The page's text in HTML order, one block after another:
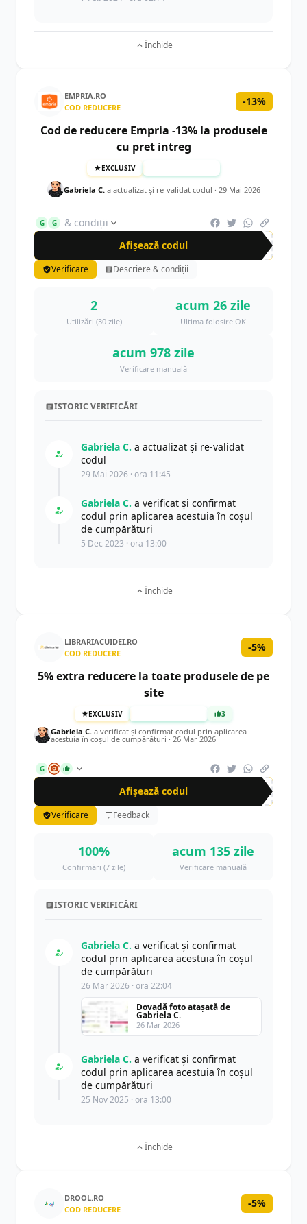
Închide
EMPRIA.RO
COD REDUCERE
-13%
Cod de reducere Empria -13% la produsele
cu pret intreg
EXCLUSIV
Gabriela C. a actualizat şi re-validat codul · 29 Mai 2026
G G
& condiții
Afișează codul
CR-
Verificare Descriere & condiții
2
Utilizări (30 zile)
acum 26 zile
Ultima folosire OK
acum 978 zile
Verificare manuală
ISTORIC VERIFICĂRI
Gabriela C. a actualizat şi re-validat
codul
29 Mai 2026 · ora 11:45
Gabriela C. a verificat și confirmat
codul prin aplicarea acestuia în coșul
de cumpărături
5 Dec 2023 · ora 13:00
Închide
LIBRARIACUIDEI.RO
COD REDUCERE
-5%
5% extra reducere la toate produsele de pe
site
EXCLUSIV 3
Gabriela C. a verificat și confirmat codul prin aplicarea
acestuia în coșul de cumpărături · 26 Mar 2026
G
Afișează codul cup
Verificare Feedback
100%
Confirmări (7 zile)
acum 135 zile
Verificare manuală
ISTORIC VERIFICĂRI
Gabriela C. a verificat și confirmat
codul prin aplicarea acestuia în coșul
de cumpărături
26 Mar 2026 · ora 22:04
Dovadă foto atașată de
Gabriela C.
26 Mar 2026
Gabriela C. a verificat și confirmat
codul prin aplicarea acestuia în coșul
de cumpărături
25 Nov 2025 · ora 13:00
Închide
DROOL.RO
COD REDUCERE
-5%